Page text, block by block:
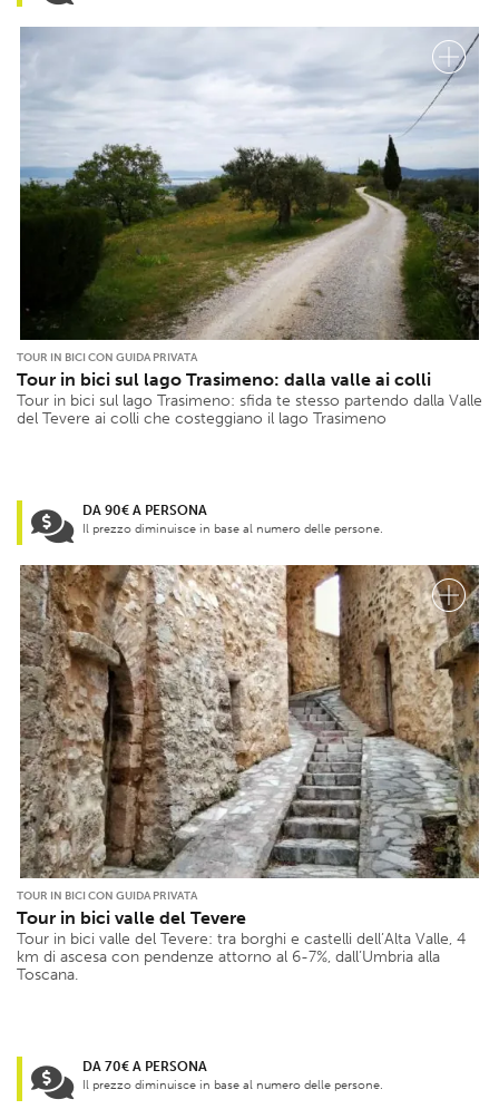
TOUR IN BICI CON GUIDA PRIVATA
Tour in bici sul lago Trasimeno: dalla valle ai colli
Tour in bici sul lago Trasimeno: sfida te stesso partendo dalla Valle
del Tevere ai colli che costeggiano il lago Trasimeno
DA 90€ A PERSONA
Il prezzo diminuisce in base al numero delle persone.
TOUR IN BICI CON GUIDA PRIVATA
Tour in bici valle del Tevere
Tour in bici valle del Tevere: tra borghi e castelli dell’Alta Valle, 4
km di ascesa con pendenze attorno al 6-7%, dall’Umbria alla
Toscana.
DA 70€ A PERSONA
Il prezzo diminuisce in base al numero delle persone.